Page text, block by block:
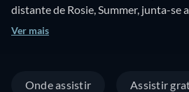
distante de Rosie, Summer, junta-se a
na esperança de uma reconciliação
Ver mais
Onde assistir Assistir